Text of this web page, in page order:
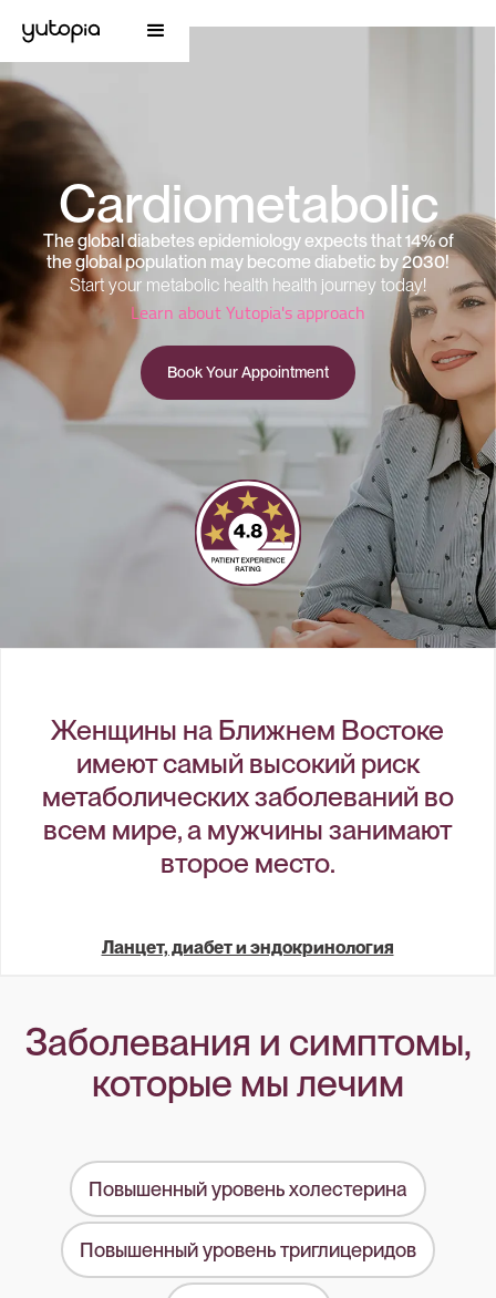
Cardiometabolic
The global diabetes epidemiology expects that 14% of
the global population may become diabetic by 2030!
Start your metabolic health health journey today!
Learn about Yutopia's approach
Book Your Appointment
Женщины на Ближнем Востоке
имеют самый высокий риск
метаболических заболеваний во
всем мире, а мужчины занимают
второе место.
Ланцет, диабет и эндокринология
Заболевания и симптомы,
которые мы лечим
Повышенный уровень холестерина
Повышенный уровень триглицеридов